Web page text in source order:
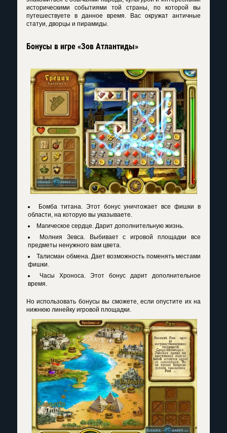
историческими событиями той страны, по которой вы
путешествуете в данное время. Вас окружат античные
статуи, дворцы и пирамиды.
Бонусы в игре «Зов Атлантиды»
Бомба титана. Этот бонус уничтожает все фишки в
области, на которую вы указываете.
Магическое сердце. Дарит дополнительную жизнь.
Молния Зевса. Выбивает с игровой площадки все
предметы ненужного вам цвета.
Талисман обмена. Дает возможность поменять местами
фишки.
Часы Хроноса. Этот бонус дарит дополнительное
время.
Но использовать бонусы вы сможете, если опустите их на
нижнюю линейку игровой площадки.